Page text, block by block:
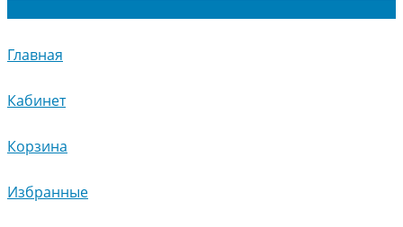
Главная
Кабинет
Корзина
Избранные